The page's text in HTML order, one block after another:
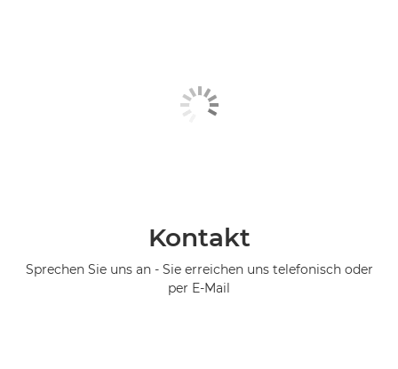
Kontakt
Sprechen Sie uns an - Sie erreichen uns telefonisch oder
per E-Mail